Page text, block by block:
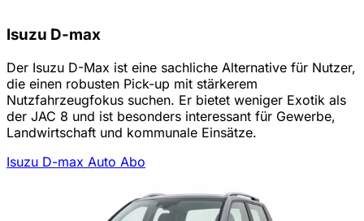
Isuzu D-max
Der Isuzu D-Max ist eine sachliche Alternative für Nutzer,
die einen robusten Pick-up mit stärkerem
Nutzfahrzeugfokus suchen. Er bietet weniger Exotik als
der JAC 8 und ist besonders interessant für Gewerbe,
Landwirtschaft und kommunale Einsätze.
Isuzu D-max Auto Abo